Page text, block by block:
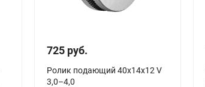
725 руб.
Ролик подающий 40х14х12 V
3,0–4,0